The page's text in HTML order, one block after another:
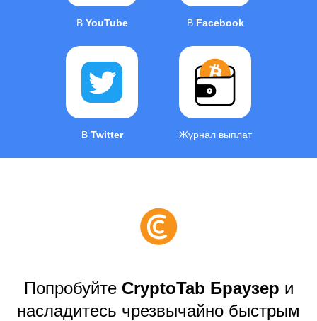
В YouTube В Facebook
В Twitter Журнал выплат
Попробуйте CryptoTab Браузер и
насладитесь чрезвычайно быстрым